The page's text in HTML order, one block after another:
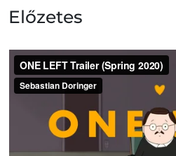
Előzetes